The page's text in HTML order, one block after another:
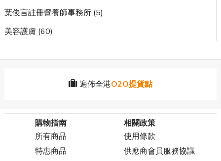
葉俊言註冊營養師事務所 (5)
美容護膚 (60)
遍佈全港O2O提貨點
購物指南
所有商品
特惠商品
相關政策
使用條款
供應商會員服務協議